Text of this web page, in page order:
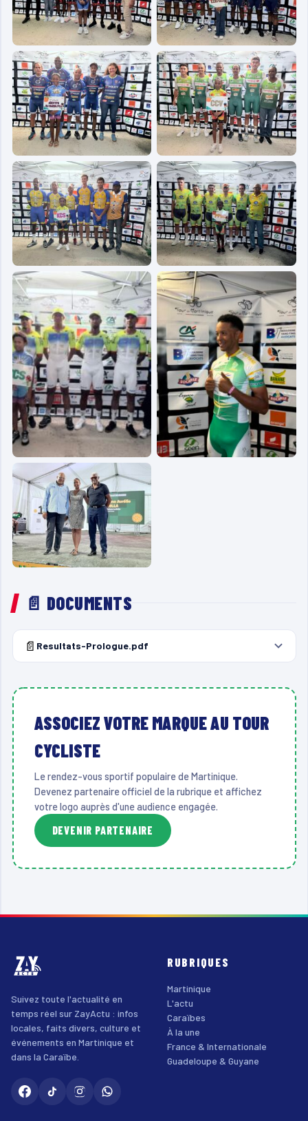
📄 DOCUMENTS
📄 Resultats-Prologue.pdf
ASSOCIEZ VOTRE MARQUE AU TOUR
CYCLISTE
Le rendez-vous sportif populaire de Martinique.
Devenez partenaire officiel de la rubrique et affichez
votre logo auprès d'une audience engagée.
DEVENIR PARTENAIRE
Suivez toute l'actualité en
temps réel sur ZayActu : infos
locales, faits divers, culture et
événements en Martinique et
dans la Caraïbe.
RUBRIQUES
Martinique
L'actu
Caraïbes
À la une
France & Internationale
Guadeloupe & Guyane